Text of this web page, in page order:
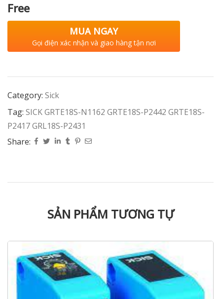
Free
MUA NGAY
Gọi điện xác nhận và giao hàng tận nơi
Category: Sick
Tag: SICK GRTE18S-N1162 GRTE18S-P2442 GRTE18S-
P2417 GRL18S-P2431
Share:
SẢN PHẨM TƯƠNG TỰ